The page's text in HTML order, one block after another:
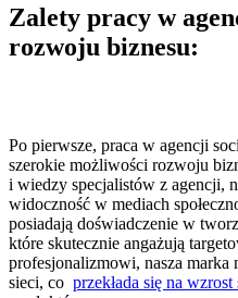
Zalety pracy w
rozwoju biznesu:
Po pierwsze, praca‍ w agencji⁤
szerokie możliwości rozwoju‍
i wiedzy specjalistów z agencji,
widoczność w mediach
posiadają⁤ doświadczenie w
które ‍skutecznie angażują
profesjonalizmowi, nasza marka
sieci, co ⁢ przekłada się na‌ wzrost